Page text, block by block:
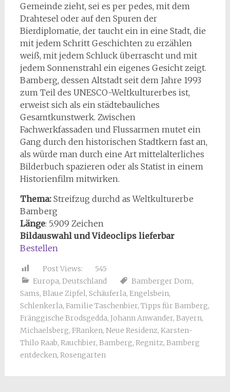
Gemeinde zieht, sei es per pedes, mit dem
Drahtesel oder auf den Spuren der
Bierdiplomatie, der taucht ein in eine Stadt, die
mit jedem Schritt Geschichten zu erzählen
weiß, mit jedem Schluck überrascht und mit
jedem Sonnenstrahl ein eigenes Gesicht zeigt.
Bamberg, dessen Altstadt seit dem Jahre 1993
zum Teil des UNESCO-Weltkulturerbes ist,
erweist sich als ein städtebauliches
Gesamtkunstwerk. Zwischen
Fachwerkfassaden und Flussarmen mutet ein
Gang durch den historischen Stadtkern fast an,
als würde man durch eine Art mittelalterliches
Bilderbuch spazieren oder als Statist in einem
Historienfilm mitwirken.
Thema: Streifzug durchd as Weltkulturerbe
Bamberg
Länge: 5.909 Zeichen
Bildauswahl und Videoclips lieferbar
Bestellen
Post Views:
545
Europa, Deutschland Bamberger Dom,
Sams, Blaue Zipfel, Schäuferla, Engelsbein,
Schlenkerla, Familie Taschenbier, Tipps für Bamberg,
Fränggische Brodsgedda, Johann Anwander, Bayern,
Michaelsberg, FRanken, Neue Residenz, Karsten-
Thilo Raab, Rauchbier, Bamberg, Regnitz, Bamberg
entdecken, Rosengarten